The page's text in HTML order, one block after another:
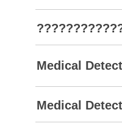
Medical
Medical